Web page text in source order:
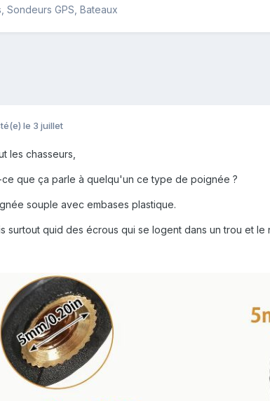
Sondeurs GPS, Bateaux
le 3 juillet
les chasseurs,
ce que ça parle à quelqu'un ce type de poignée ?
souple avec embases plastique.
surtout quid des écrous qui se logent dans un trou et